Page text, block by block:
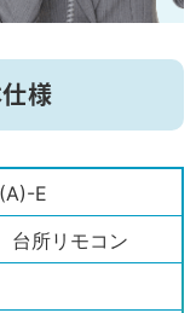
様
E
台所リモコン